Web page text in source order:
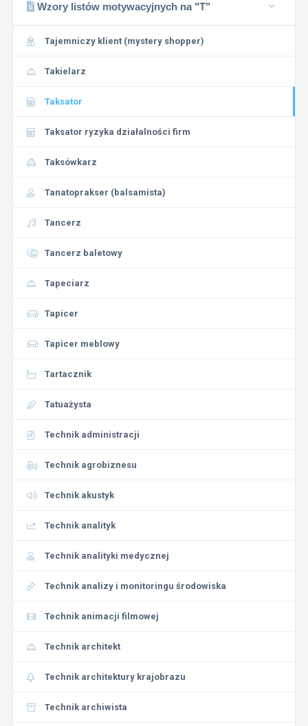
Wzory listów motywacyjnych na "T"
Tajemniczy klient (mystery shopper)
Takielarz
Taksator
Taksator ryzyka działalności firm
Taksówkarz
Tanatoprakser (balsamista)
Tancerz
Tancerz baletowy
Tapeciarz
Tapicer
Tapicer meblowy
Tartacznik
Tatuażysta
Technik administracji
Technik agrobiznesu
Technik akustyk
Technik analityk
Technik analityki medycznej
Technik analizy i monitoringu środowiska
Technik animacji filmowej
Technik architekt
Technik architektury krajobrazu
Technik archiwista